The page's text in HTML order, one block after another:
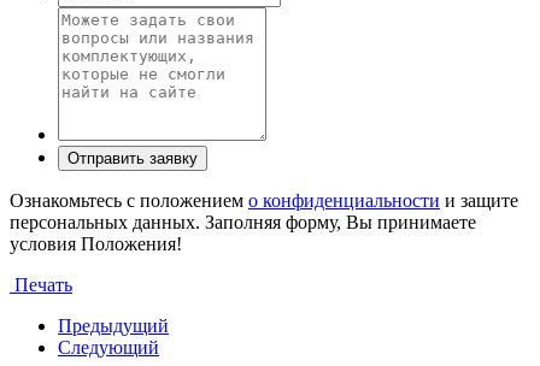
Ознакомьтесь с положением о конфиденциальности и защите
персональных данных. Заполняя форму, Вы принимаете
условия Положения!
Печать
Предыдущий
Следующий